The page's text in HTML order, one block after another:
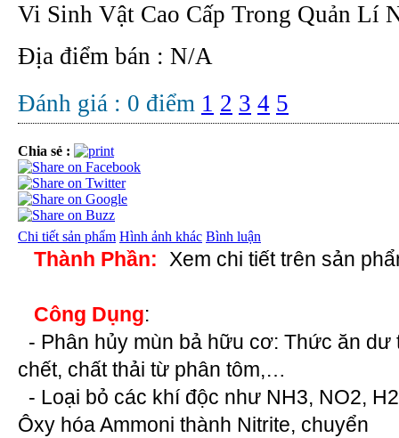
Vi Sinh Vật Cao Cấp Trong Quản Lí
Địa điểm bán : N/A
Đánh giá : 0 điểm 1 2 3 4 5
Chia sẻ :
Chi tiết sản phẩm Hình ảnh khác Bình luận
Thành Phần: Xem chi tiết trên sản
Công Dụng:
- Phân hủy mùn bả hữu cơ: Thức ăn
chết, chất thải từ phân tôm,…
- Loại bỏ các khí độc như NH3, NO2,
Ôxy hóa Ammoni thành Nitrite, chuyển